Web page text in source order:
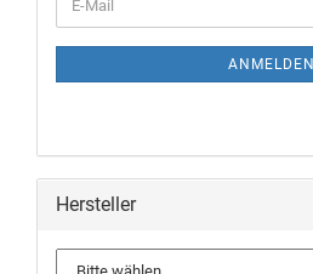
ANMELDEN
Hersteller